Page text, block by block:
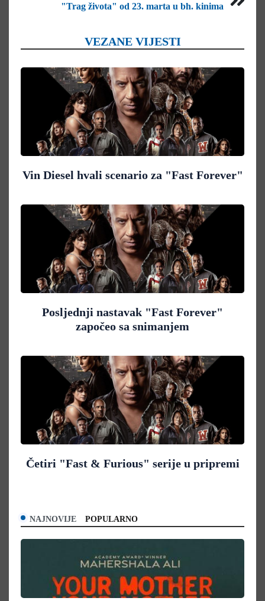
"Trag života" od 23. marta u bh. kinima
VEZANE VIJESTI
Vin Diesel hvali scenario za "Fast Forever"
Posljednji nastavak "Fast Forever"
započeo sa snimanjem
Četiri "Fast & Furious" serije u pripremi
NAJNOVIJE POPULARNO